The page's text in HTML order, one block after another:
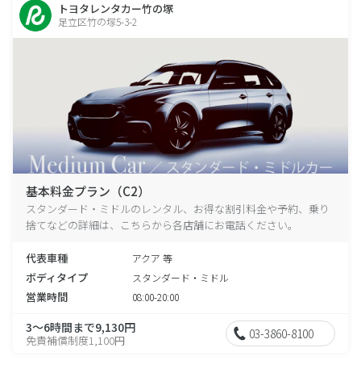
トヨタレンタカー竹の塚
足立区竹の塚5-3-2
基本料金プラン（C2）
スタンダード・ミドルのレンタル、お得な割引料金や予約、乗り
捨てなどの詳細は、こちらから各店舗にお電話ください。
代表車種 アクア 等
ボディタイプ スタンダード・ミドル
営業時間 08:00-20:00
3～6時間まで9,130円
免責補償制度1,100円 03-3860-8100